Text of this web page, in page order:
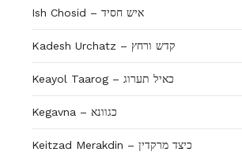
Ish Chosid – איש חסיד
Kadesh Urchatz – קדש ורחץ
Keayol Taarog – כאיל תערוג
Kegavna – כגוונא
Keitzad Merakdin – כיצד מרקדין